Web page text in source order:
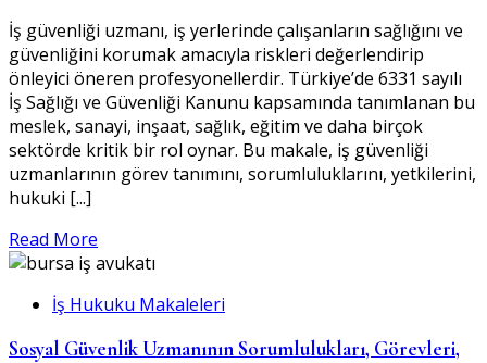
İş güvenliği uzmanı, iş yerlerinde çalışanların sağlığını ve
güvenliğini korumak amacıyla riskleri değerlendirip
önleyici öneren profesyonellerdir. Türkiye’de 6331 sayılı
İş Sağlığı ve Güvenliği Kanunu kapsamında tanımlanan bu
meslek, sanayi, inşaat, sağlık, eğitim ve daha birçok
sektörde kritik bir rol oynar. Bu makale, iş güvenliği
uzmanlarının görev tanımını, sorumluluklarını, yetkilerini,
hukuki [...]
Read More
İş Hukuku Makaleleri
Sosyal Güvenlik Uzmanının Sorumlulukları, Görevleri,